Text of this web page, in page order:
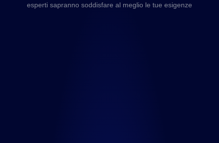
esperti sapranno soddisfare al meglio le tue esigenze